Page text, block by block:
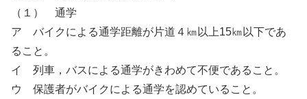
（１） 通学
ア バイクによる通学距離が片道４㎞以上15㎞以下であ
ること。
イ 列車，バスによる通学がきわめて不便であること。
ウ 保護者がバイクによる通学を認めていること。